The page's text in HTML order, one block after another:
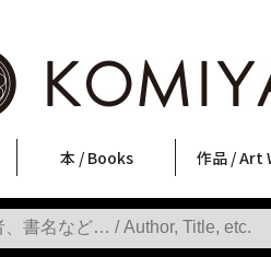
本 / Books
写真集
Photobooks
ファッション
Fashion
アート / 美術
Art
文学・人文
Literature & Humanities
日本文化
Japanese Culture
新刊
New Books
SALE
SALE
作品 / Art
フォトグ
Photography
ポスター
Posters
ストリー
Street Art
立体・そ
Sculptures / etc
アートワー
Art Works
Primary
KOMIYAMA
版画
Prints